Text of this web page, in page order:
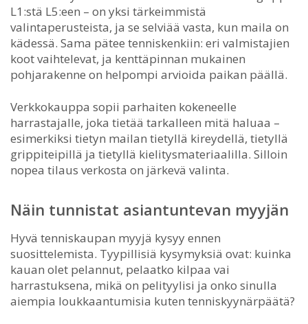
L1:stä L5:een – on yksi tärkeimmistä
valintaperusteista, ja se selviää vasta, kun maila on
kädessä. Sama pätee tenniskenkiin: eri valmistajien
koot vaihtelevat, ja kenttäpinnan mukainen
pohjarakenne on helpompi arvioida paikan päällä.
Verkkokauppa sopii parhaiten kokeneelle
harrastajalle, joka tietää tarkalleen mitä haluaa –
esimerkiksi tietyn mailan tietyllä kireydellä, tietyllä
grippiteipillä ja tietyllä kielitysmateriaalilla. Silloin
nopea tilaus verkosta on järkevä valinta.
Näin tunnistat asiantuntevan myyjän
Hyvä tenniskaupan myyjä kysyy ennen
suosittelemista. Tyypillisiä kysymyksiä ovat: kuinka
kauan olet pelannut, pelaatko kilpaa vai
harrastuksena, mikä on pelityylisi ja onko sinulla
aiempia loukkaantumisia kuten tenniskyynärpäätä?